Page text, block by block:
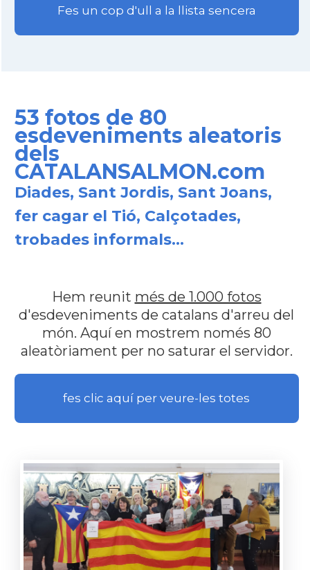
Fes un cop d'ull a la llista sencera
53 fotos de 80
esdeveniments aleatoris
dels
CATALANSALMON.com
Diades, Sant Jordis, Sant Joans,
fer cagar el Tió, Calçotades,
trobades informals...
Hem reunit més de 1.000 fotos
d'esdeveniments de catalans d'arreu del
món. Aquí en mostrem només 80
aleatòriament per no saturar el servidor.
fes clic aquí per veure-les totes